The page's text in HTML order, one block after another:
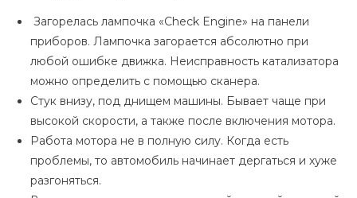
Загорелась лампочка «Check Engine» на панели
приборов. Лампочка загорается абсолютно при
любой ошибке движка. Неисправность катализатора
можно определить с помощью сканера.
Стук внизу, под днищем машины. Бывает чаще при
высокой скорости, а также после включения мотора.
Работа мотора не в полную силу. Когда есть
проблемы, то автомобиль начинает дергаться и хуже
разгоняться.